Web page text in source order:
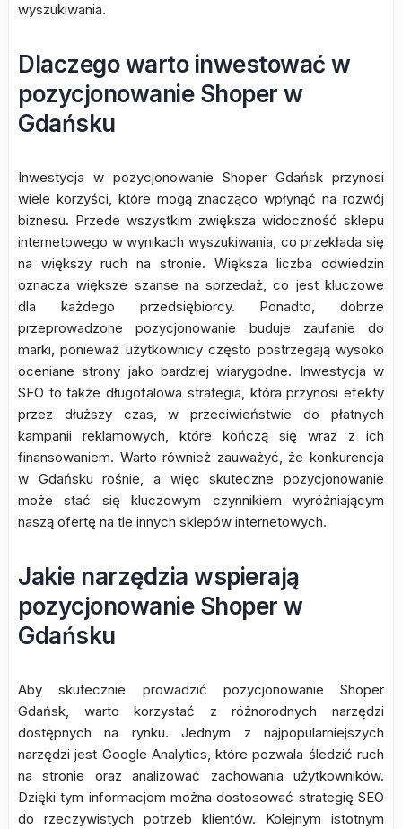
wyszukiwania.
Dlaczego warto inwestować w
pozycjonowanie Shoper w
Gdańsku
Inwestycja w pozycjonowanie Shoper Gdańsk przynosi
wiele korzyści, które mogą znacząco wpłynąć na rozwój
biznesu. Przede wszystkim zwiększa widoczność sklepu
internetowego w wynikach wyszukiwania, co przekłada się
na większy ruch na stronie. Większa liczba odwiedzin
oznacza większe szanse na sprzedaż, co jest kluczowe
dla każdego przedsiębiorcy. Ponadto, dobrze
przeprowadzone pozycjonowanie buduje zaufanie do
marki, ponieważ użytkownicy często postrzegają wysoko
oceniane strony jako bardziej wiarygodne. Inwestycja w
SEO to także długofalowa strategia, która przynosi efekty
przez dłuższy czas, w przeciwieństwie do płatnych
kampanii reklamowych, które kończą się wraz z ich
finansowaniem. Warto również zauważyć, że konkurencja
w Gdańsku rośnie, a więc skuteczne pozycjonowanie
może stać się kluczowym czynnikiem wyróżniającym
naszą ofertę na tle innych sklepów internetowych.
Jakie narzędzia wspierają
pozycjonowanie Shoper w
Gdańsku
Aby skutecznie prowadzić pozycjonowanie Shoper
Gdańsk, warto korzystać z różnorodnych narzędzi
dostępnych na rynku. Jednym z najpopularniejszych
narzędzi jest Google Analytics, które pozwala śledzić ruch
na stronie oraz analizować zachowania użytkowników.
Dzięki tym informacjom można dostosować strategię SEO
do rzeczywistych potrzeb klientów. Kolejnym istotnym